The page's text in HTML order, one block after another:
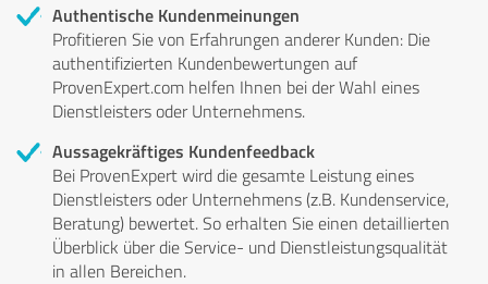
Authentische Kundenmeinungen
Profitieren Sie von Erfahrungen anderer Kunden: Die
authentifizierten Kundenbewertungen auf
ProvenExpert.com helfen Ihnen bei der Wahl eines
Dienstleisters oder Unternehmens.
Aussagekräftiges Kundenfeedback
Bei ProvenExpert wird die gesamte Leistung eines
Dienstleisters oder Unternehmens (z.B. Kundenservice,
Beratung) bewertet. So erhalten Sie einen detaillierten
Überblick über die Service- und Dienstleistungsqualität
in allen Bereichen.